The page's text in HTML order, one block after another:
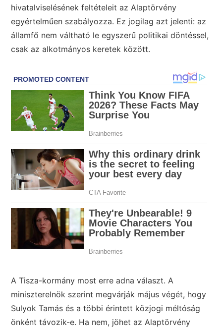
hivatalviselésének feltételeit az Alaptörvény
egyértelműen szabályozza. Ez jogilag azt jelenti: az
államfő nem váltható le egyszerű politikai döntéssel,
csak az alkotmányos keretek között.
A Tisza-kormány most erre adna választ. A
miniszterelnök szerint megvárják május végét, hogy
Sulyok Tamás és a többi érintett közjogi méltóság
önként távozik-e. Ha nem, jöhet az Alaptörvény